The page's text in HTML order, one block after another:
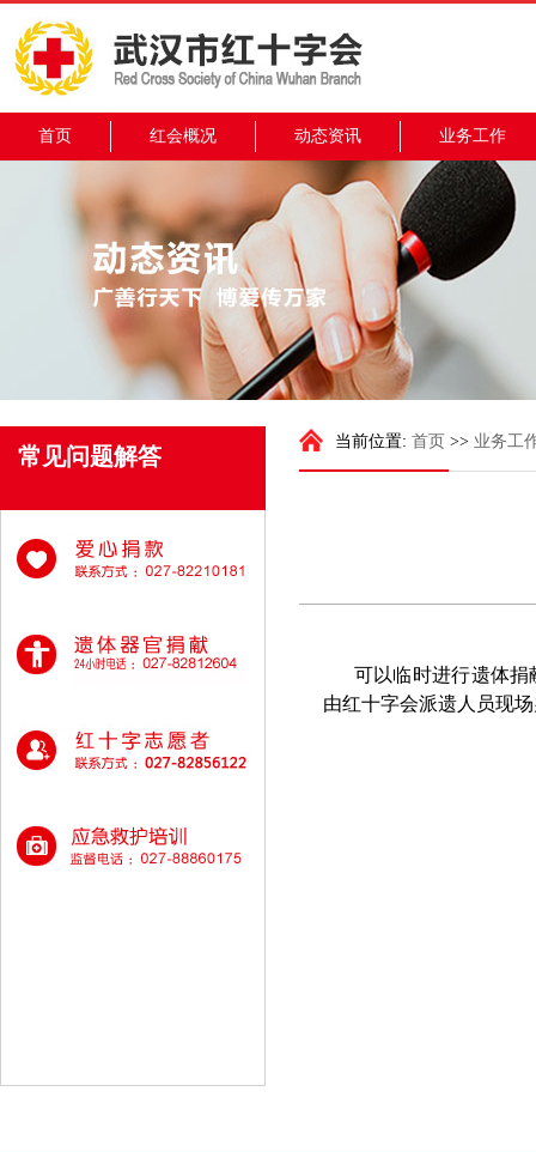
首页 红会概况 动态资讯 业务工作
常见问题解答
当前位置: 首页 >> 业务工
可以临时进行遗体捐
由红十字会派遗人员现